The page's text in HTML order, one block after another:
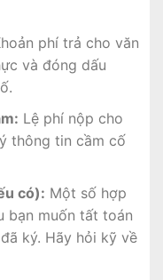
phí trả cho văn
và đóng dấu
Lệ phí nộp cho
thông tin cầm cố
có): Một số hợp
bạn muốn tất toán
ký. Hãy hỏi kỹ về